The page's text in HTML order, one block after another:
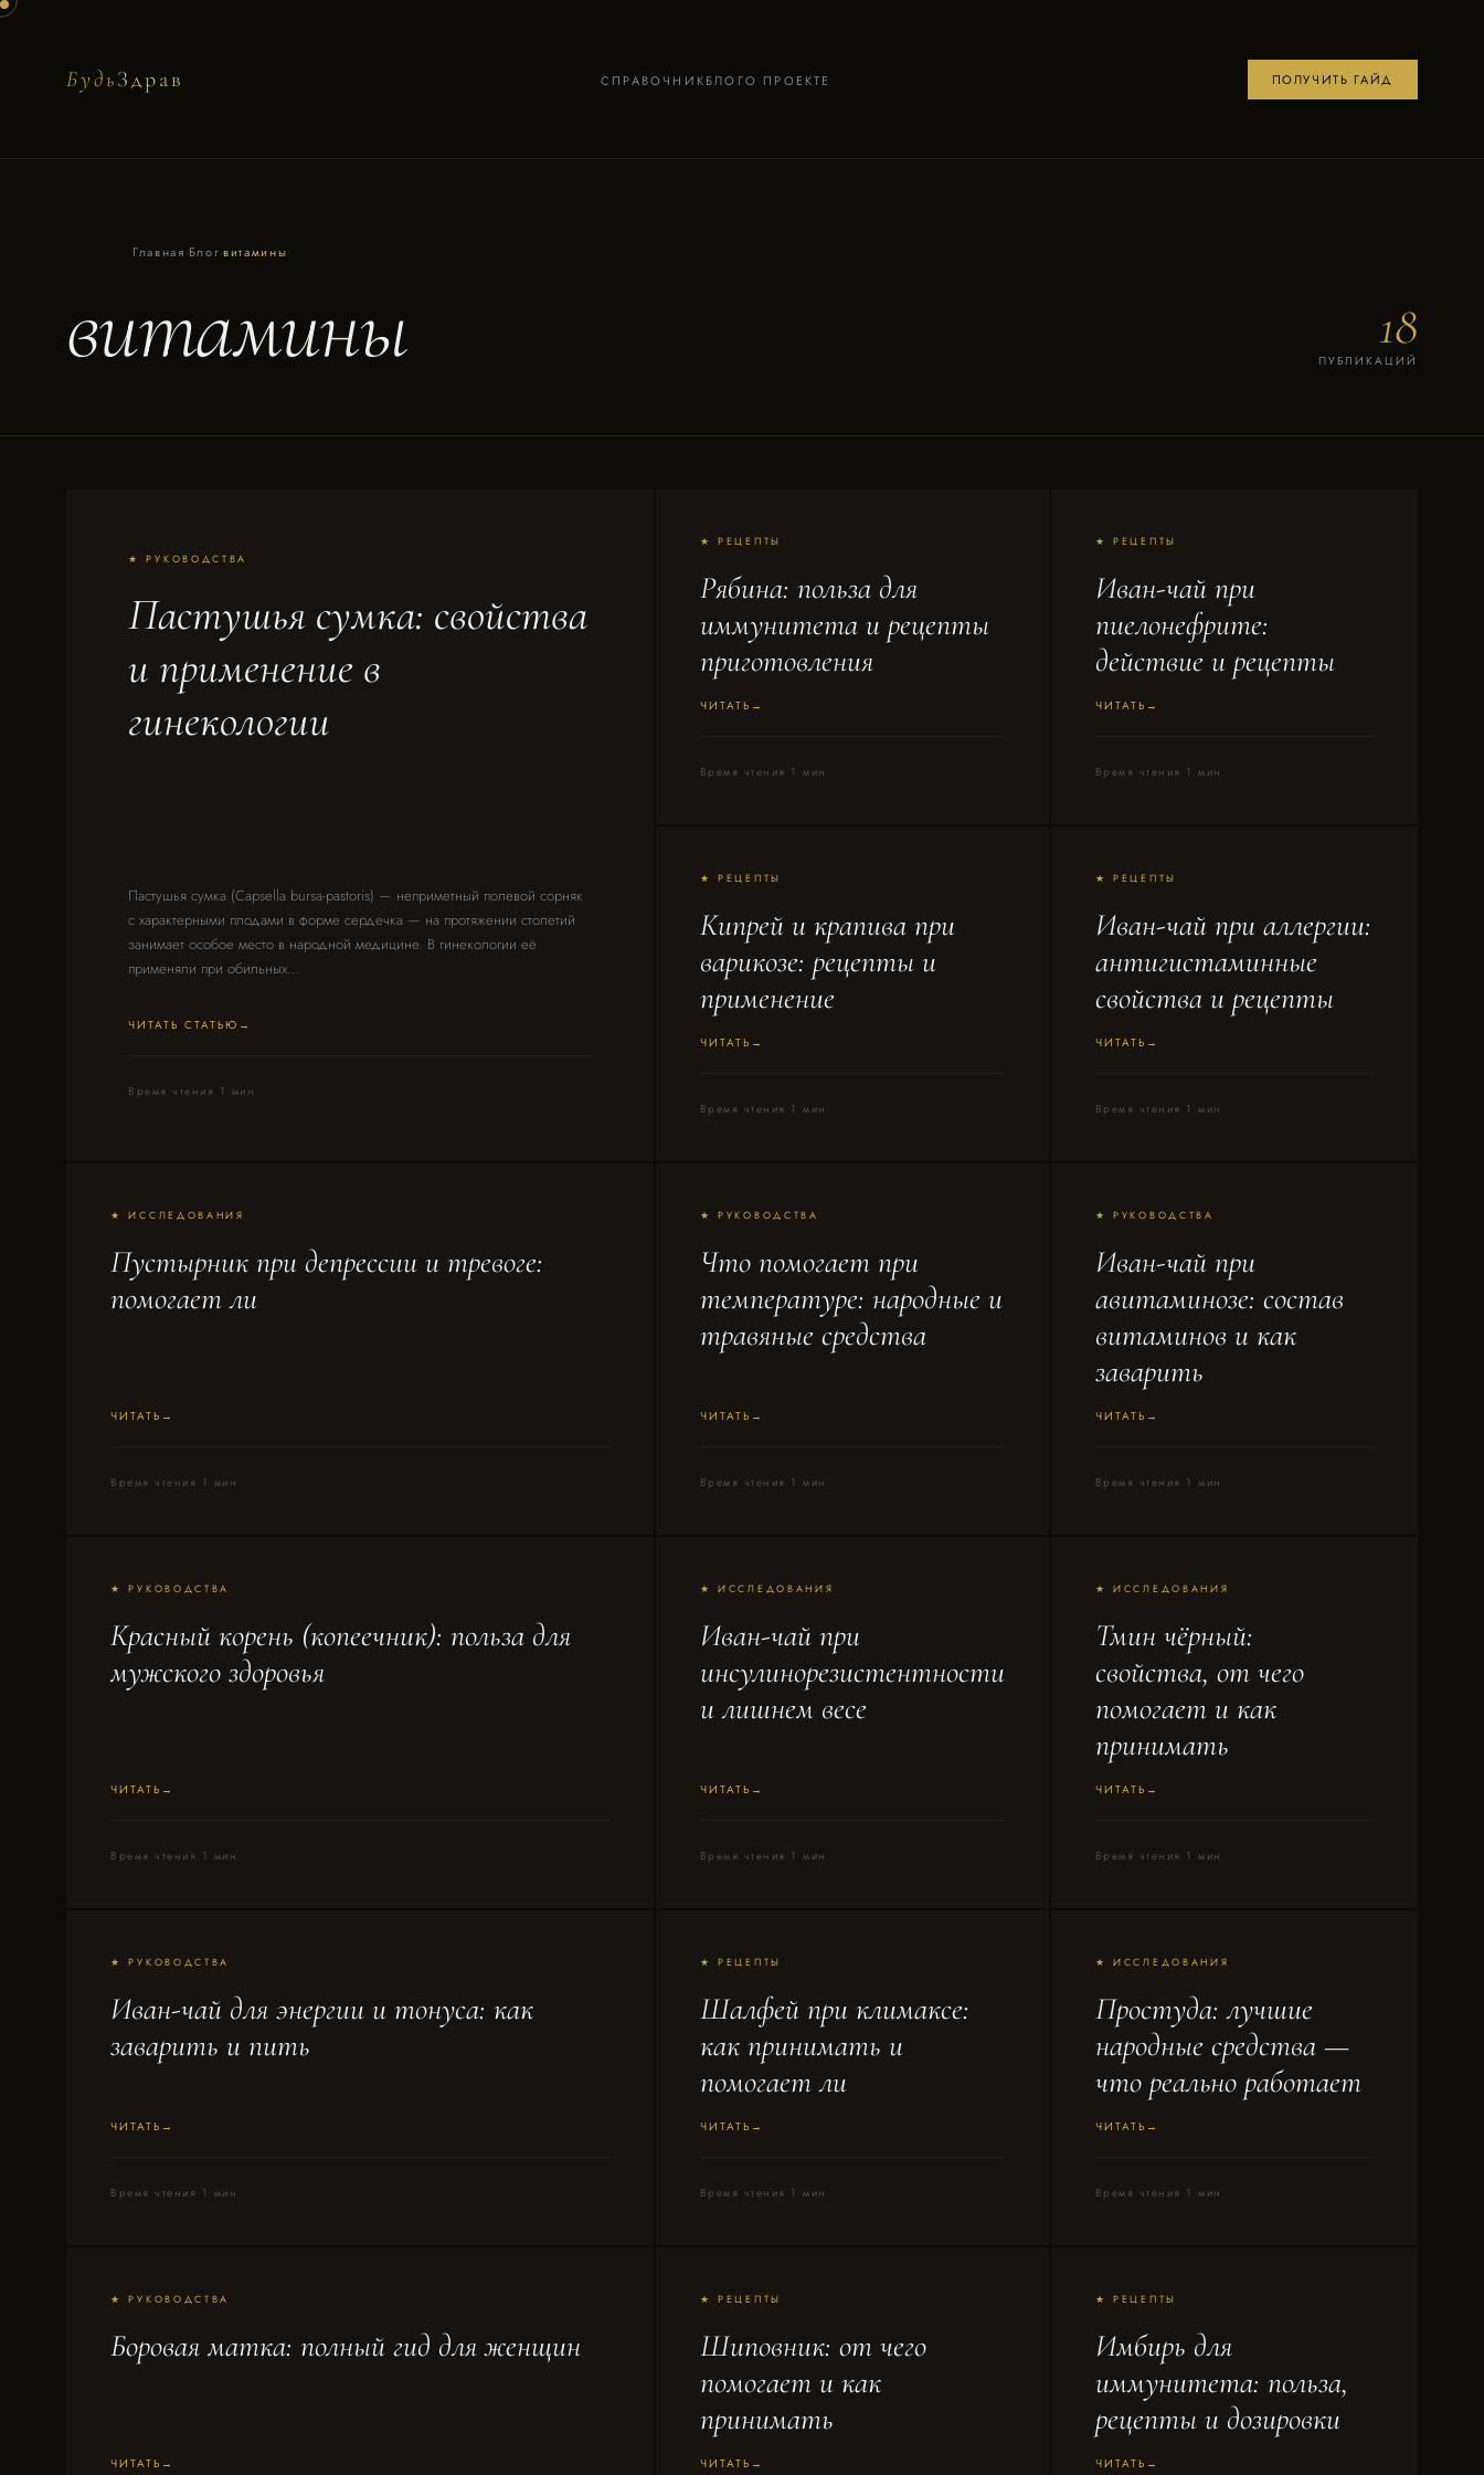
БудьЗдрав СПРАВОЧНИКБЛОГО ПРОЕКТЕ ПОЛУЧИТЬ ГАЙД
Главная·Блог·витамины
витамины 18
ПУБЛИКАЦИЙ
★ РУКОВОДСТВА
Пастушья сумка: свойства
и применение в
гинекологии
Пастушья сумка (Capsella bursa-pastoris) — неприметный полевой сорняк
с характерными плодами в форме сердечка — на протяжении столетий
занимает особое место в народной медицине. В гинекологии её
применяли при обильных…
ЧИТАТЬ СТАТЬЮ
Время чтения 1 мин
★ РЕЦЕПТЫ
Рябина: польза для
иммунитета и рецепты
приготовления
ЧИТАТЬ
Время чтения 1 мин
★ РЕЦЕПТЫ
Иван-чай при
пиелонефрите:
действие и рецепты
ЧИТАТЬ
Время чтения 1 мин
★ РЕЦЕПТЫ
Кипрей и крапива при
варикозе: рецепты и
применение
ЧИТАТЬ
Время чтения 1 мин
★ РЕЦЕПТЫ
Иван-чай при аллергии:
антигистаминные
свойства и рецепты
ЧИТАТЬ
Время чтения 1 мин
★ ИССЛЕДОВАНИЯ
Пустырник при депрессии и тревоге:
помогает ли
ЧИТАТЬ
Время чтения 1 мин
★ РУКОВОДСТВА
Что помогает при
температуре: народные и
травяные средства
ЧИТАТЬ
Время чтения 1 мин
★ РУКОВОДСТВА
Иван-чай при
авитаминозе: состав
витаминов и как
заварить
ЧИТАТЬ
Время чтения 1 мин
★ РУКОВОДСТВА
Красный корень (копеечник): польза для
мужского здоровья
ЧИТАТЬ
Время чтения 1 мин
★ ИССЛЕДОВАНИЯ
Иван-чай при
инсулинорезистентности
и лишнем весе
ЧИТАТЬ
Время чтения 1 мин
★ ИССЛЕДОВАНИЯ
Тмин чёрный:
свойства, от чего
помогает и как
принимать
ЧИТАТЬ
Время чтения 1 мин
★ РУКОВОДСТВА
Иван-чай для энергии и тонуса: как
заварить и пить
ЧИТАТЬ
Время чтения 1 мин
★ РЕЦЕПТЫ
Шалфей при климаксе:
как принимать и
помогает ли
ЧИТАТЬ
Время чтения 1 мин
★ ИССЛЕДОВАНИЯ
Простуда: лучшие
народные средства —
что реально работает
ЧИТАТЬ
Время чтения 1 мин
★ РУКОВОДСТВА
Боровая матка: полный гид для женщин
ЧИТАТЬ
★ РЕЦЕПТЫ
Шиповник: от чего
помогает и как
принимать
ЧИТАТЬ
★ РЕЦЕПТЫ
Имбирь для
иммунитета: польза,
рецепты и дозировки
ЧИТАТЬ